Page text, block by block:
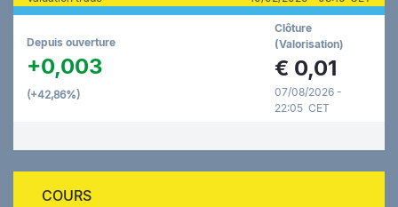
Depuis ouverture
+0,003
(+42,86%)
Clôture
(Valorisation)
€ 0,01
07/08/2026 -
22:05 CET
COURS